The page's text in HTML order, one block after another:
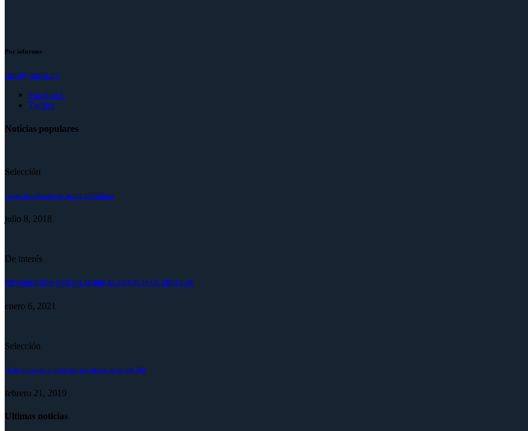
Por informes
info@mufp.uy
Facebook
Twitter
Noticias populares
Selección
Como han finalizado los 55 futbolistas
julio 8, 2018
De interés
INFORMACIÓN OFICIAL SOBRE EL COVID-19 EN URUGUAY
enero 6, 2021
Selección
¡Felicitaciones a todos los jugadores de la sub-20!
febrero 21, 2019
Ultimas noticias